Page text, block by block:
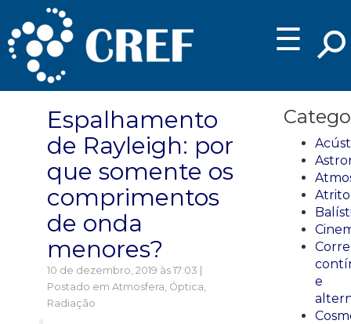
☰
Espalhamento
de Rayleigh: por
que somente os
comprimentos
de onda
menores?
10 de dezembro, 2019 às 17:03 |
Postado em Atmosfera, Óptica,
Radiação
Atrito
e